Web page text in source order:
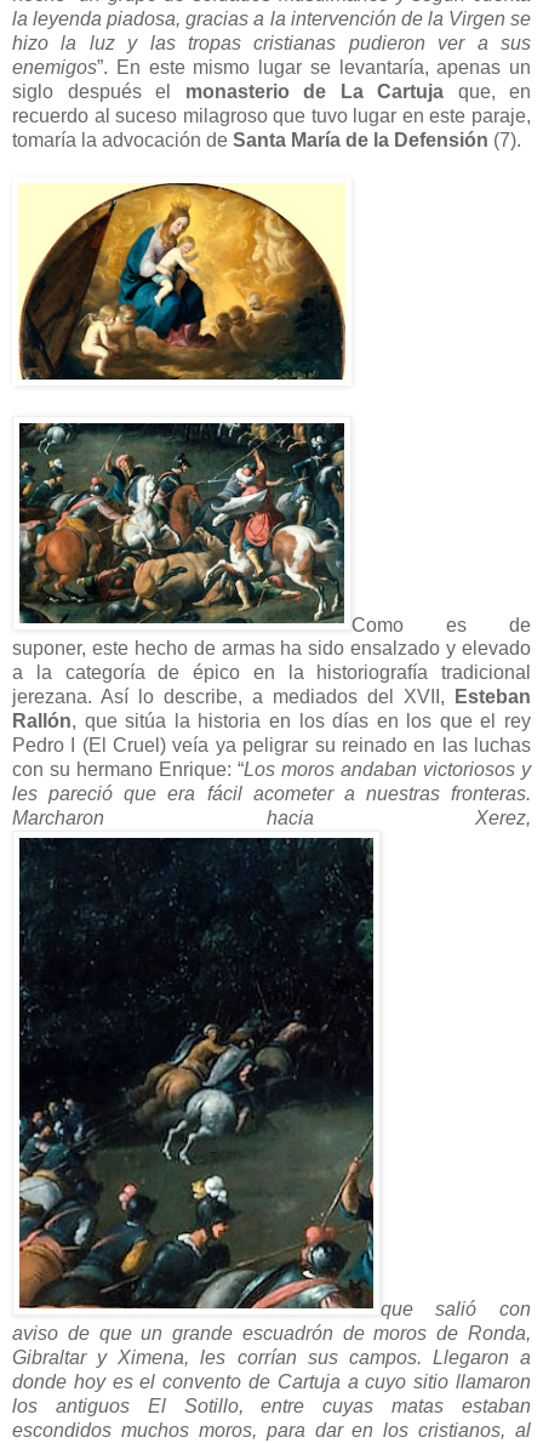
la leyenda piadosa, gracias a la intervención de la Virgen se
hizo la luz y las tropas cristianas pudieron ver a sus
enemigos”. En este mismo lugar se levantaría, apenas un
siglo después el monasterio de La Cartuja que, en
recuerdo al suceso milagroso que tuvo lugar en este paraje,
tomaría la advocación de Santa María de la Defensión (7).
Como es de
suponer, este hecho de armas ha sido ensalzado y elevado
a la categoría de épico en la historiografía tradicional
jerezana. Así lo describe, a mediados del XVII,
Esteban
Rallón, que sitúa la historia en los días en los que el rey
Pedro I (El Cruel) veía ya peligrar su reinado en las luchas
con su hermano Enrique: “Los moros andaban victoriosos y
les pareció que era fácil acometer a nuestras fronteras.
Marcharon hacia Xerez,
que salió con
aviso de que un grande escuadrón de moros de Ronda,
Gibraltar y Ximena, les corrían sus campos. Llegaron a
donde hoy es el convento de Cartuja a cuyo sitio llamaron
los antiguos El Sotillo, entre cuyas matas estaban
escondidos muchos moros, para dar en los cristianos, al